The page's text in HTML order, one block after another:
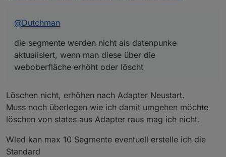
@Dutchman
die segmente werden nicht als datenpunke
aktualisiert, wenn man diese über die
weboberfläche erhöht oder löscht
Löschen nicht, erhöhen nach Adapter Neustart.
Muss noch überlegen wie ich damit umgehen möchte
löschen von states aus Adapter raus mag ich nicht.
Wled kan max 10 Segmente eventuell erstelle ich die
Standard